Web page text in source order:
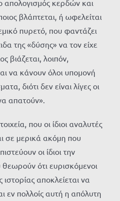
απολογισμός κερδών και
βλάπτεται, ή ωφελείται
πυρετό, που φαντάζει
της «δύσης» να τον είχε
βιάζεται, λοιπόν,
να κάνουν όλοι υπομονή
διότι δεν είναι λίγες οι
απατούν».
που οι ίδιοι αναλυτές
σε μερικά ακόμη που
οι ίδιοι την
ότι ευρισκόμενοι
αποκλείεται να
εν πολλοίς αυτή η απόλυτη